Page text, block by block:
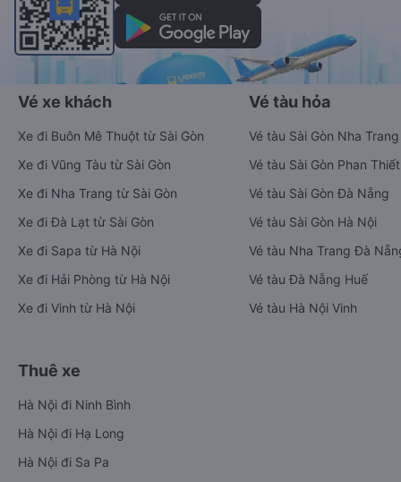
Vé xe khách
Xe đi Buôn Mê Thuột từ Sài Gòn
Xe đi Vũng Tàu từ Sài Gòn
Xe đi Nha Trang từ Sài Gòn
Xe đi Đà Lạt từ Sài Gòn
Xe đi Sapa từ Hà Nội
Xe đi Hải Phòng từ Hà Nội
Xe đi Vinh từ Hà Nội
Vé tàu hỏa
Vé tàu Sài Gòn Nha Trang
Vé tàu Sài Gòn Phan Thiết
Vé tàu Sài Gòn Đà Nẵng
Vé tàu Sài Gòn Hà Nội
Vé tàu Nha Trang Đà
Vé tàu Đà Nẵng Huế
Vé tàu Hà Nội Vinh
Thuê xe
Hà Nội đi Ninh Bình
Hà Nội đi Hạ Long
Hà Nội đi Sa Pa